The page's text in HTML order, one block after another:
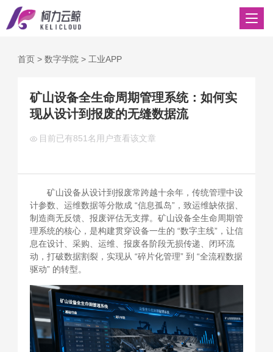
首页> 数字学院 > 工业APP
矿山设备全生命周期管理系统：如何实
现从设计到报废的无缝数据流
目前已有851名用户查看该文章
矿山设备从设计到报废常跨越十余年，传统管理中设
计参数、运维数据等分散成 “信息孤岛”，致运维缺依据、
制造商无反馈、报废评估无支撑。矿山设备全生命周期管
理系统的核心，是构建贯穿设备一生的 “数字主线”，让信
息在设计、采购、运维、报废各阶段无损传递、闭环流
动，打破数据割裂，实现从 “碎片化管理” 到 “全流程数据
驱动” 的转型。